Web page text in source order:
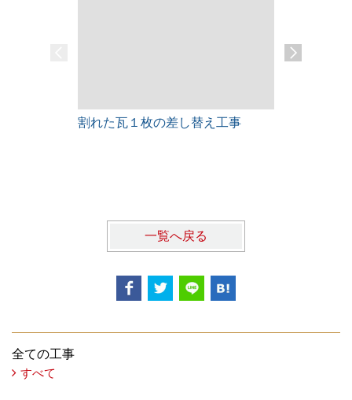
割れた瓦１枚の差し替え工事
一覧へ戻る
全ての工事
すべて